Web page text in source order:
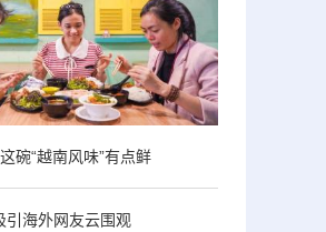
碗“越南风味”有点鲜
引海外网友云围观